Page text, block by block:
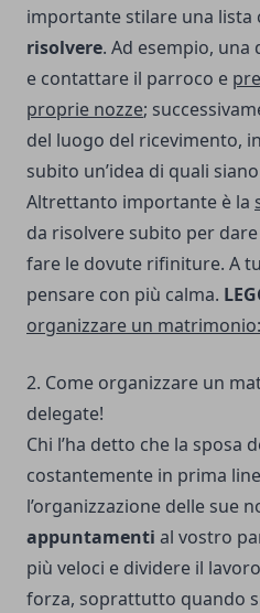
importante stilare una lista
risolvere. Ad esempio,
e contattare il parroco e
proprie nozze;
del luogo del ricevimento,
subito un’idea di quali
Altrettanto importante è la
da risolvere subito per
fare le dovute rifiniture. A
pensare con più calma.
organizzare un
2. Come organizzare un
delegate!
Chi l’ha detto che la sposa
costantemente in prima
l’organizzazione delle sue
appuntamenti al vostro
più veloci e dividere il
forza, soprattutto quando